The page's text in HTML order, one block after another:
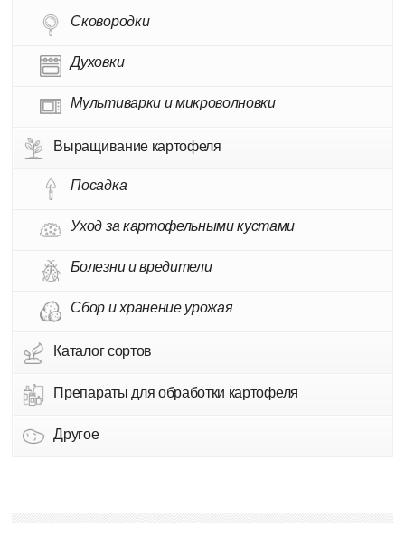
Сковородки
Духовки
Мультиварки и микроволновки
Выращивание картофеля
Посадка
Уход за картофельными кустами
Болезни и вредители
Сбор и хранение урожая
Каталог сортов
Препараты для обработки картофеля
Другое